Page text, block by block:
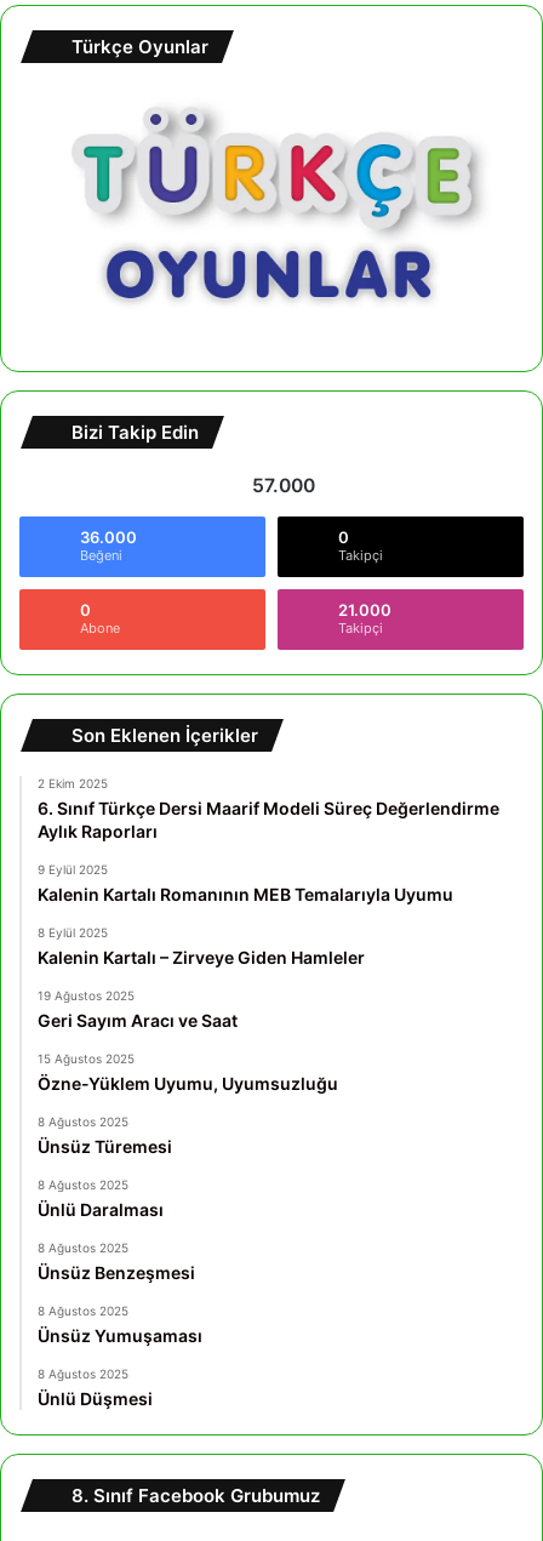
Türkçe Oyunlar
Bizi Takip Edin
57.000
36.000
Beğeni
0
Takipçi
0
Abone
21.000
Takipçi
Son Eklenen İçerikler
2 Ekim 2025
6. Sınıf Türkçe Dersi Maarif Modeli Süreç Değerlendirme
Aylık Raporları
9 Eylül 2025
Kalenin Kartalı Romanının MEB Temalarıyla Uyumu
8 Eylül 2025
Kalenin Kartalı – Zirveye Giden Hamleler
19 Ağustos 2025
Geri Sayım Aracı ve Saat
15 Ağustos 2025
Özne-Yüklem Uyumu, Uyumsuzluğu
8 Ağustos 2025
Ünsüz Türemesi
8 Ağustos 2025
Ünlü Daralması
8 Ağustos 2025
Ünsüz Benzeşmesi
8 Ağustos 2025
Ünsüz Yumuşaması
8 Ağustos 2025
Ünlü Düşmesi
8. Sınıf Facebook Grubumuz